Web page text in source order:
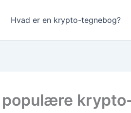
Hvad er en krypto-tegnebog?
populære